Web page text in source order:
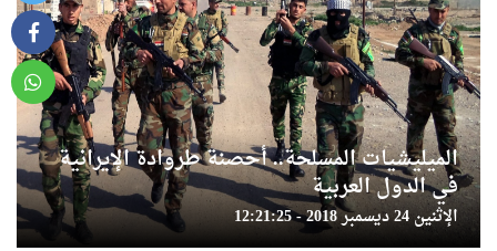
الميليشيات المسلحة.. أحصنة طروادة الإيرانية
في الدول العربية
الإثنين 24 ديسمبر 2018 - 12:21:25